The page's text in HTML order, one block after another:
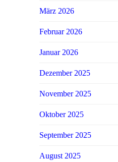
März 2026
Februar 2026
Januar 2026
Dezember 2025
November 2025
Oktober 2025
September 2025
August 2025